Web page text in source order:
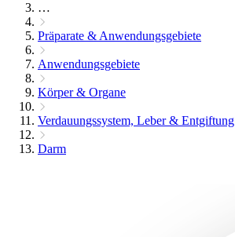
…
Präparate & Anwendungsgebiete
Anwendungsgebiete
Körper & Organe
Verdauungssystem, Leber & Entgiftung
Darm